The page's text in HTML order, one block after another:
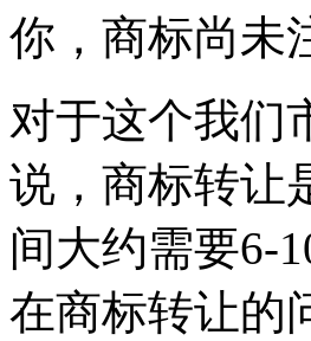
你，商标尚未
对于这个我们
说，商标转让
间大约需要6-
在商标转让的